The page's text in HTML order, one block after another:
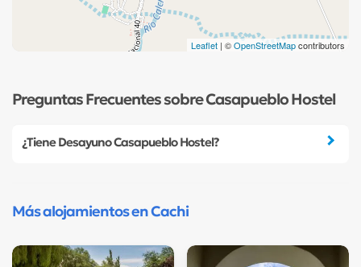
Leaflet | ©OpenStreetMapcontributors
Preguntas Frecuentes sobre Casapueblo Hostel
¿Tiene Desayuno Casapueblo Hostel?
Más alojamientos en Cachi